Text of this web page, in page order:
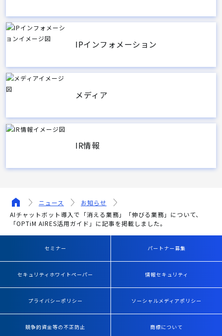
IPインフォメーション
メディア
IR情報
ニュース
お知らせ
AIチャットボット導入で「消える業務」「伸びる業務」について、
「OPTiM AIRES活用ガイド」に記事を掲載しました。
セミナー パートナー募集
セキュリティホワイトペーパー 情報セキュリティ
プライバシーポリシー ソーシャルメディアポリシー
競争的資金等の不正防止 商標について